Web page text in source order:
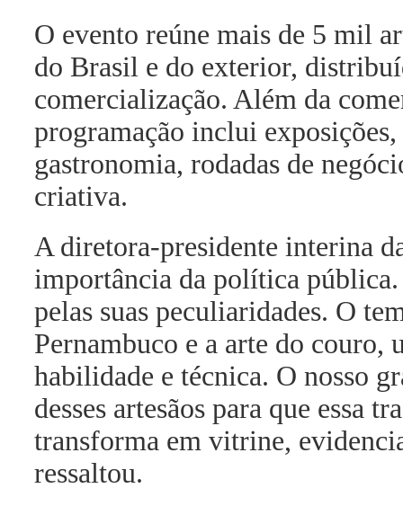
O evento reúne mais de 5 mil
do Brasil e do exterior,
comercialização. Além da
programação inclui
gastronomia, rodadas de
criativa.
A diretora-presidente interina
importância da política pública.
pelas suas peculiaridades. O
Pernambuco e a arte do couro,
habilidade e técnica. O nosso
desses artesãos para que essa
transforma em vitrine,
ressaltou.